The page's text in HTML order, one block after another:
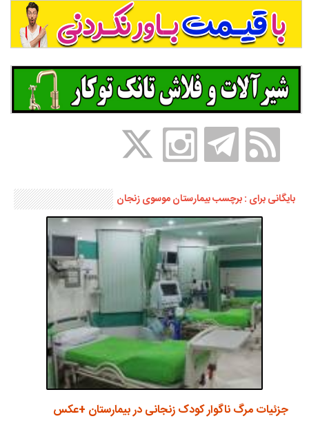
بایگانی برای : برچسب بیمارستان موسوی زنجان
جزئیات مرگ ناگوار کودک زنجانی در بیمارستان +عکس